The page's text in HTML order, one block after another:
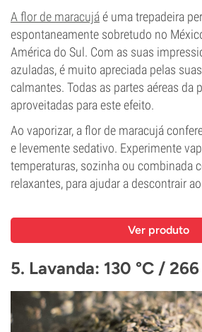
A flor de maracujáé uma trepadeira
espontaneamente sobretudo no
América do Sul. Com as suas
azuladas, é muito apreciada pelas
calmantes. Todas as partes aéreas da
aproveitadas para este efeito.
Ao vaporizar, a flor de maracujá
e levemente sedativo. Experimente
temperaturas, sozinha ou combinada
relaxantes, para ajudar a descontrair
Ver produto
5. Lavanda: 130 °C / 266